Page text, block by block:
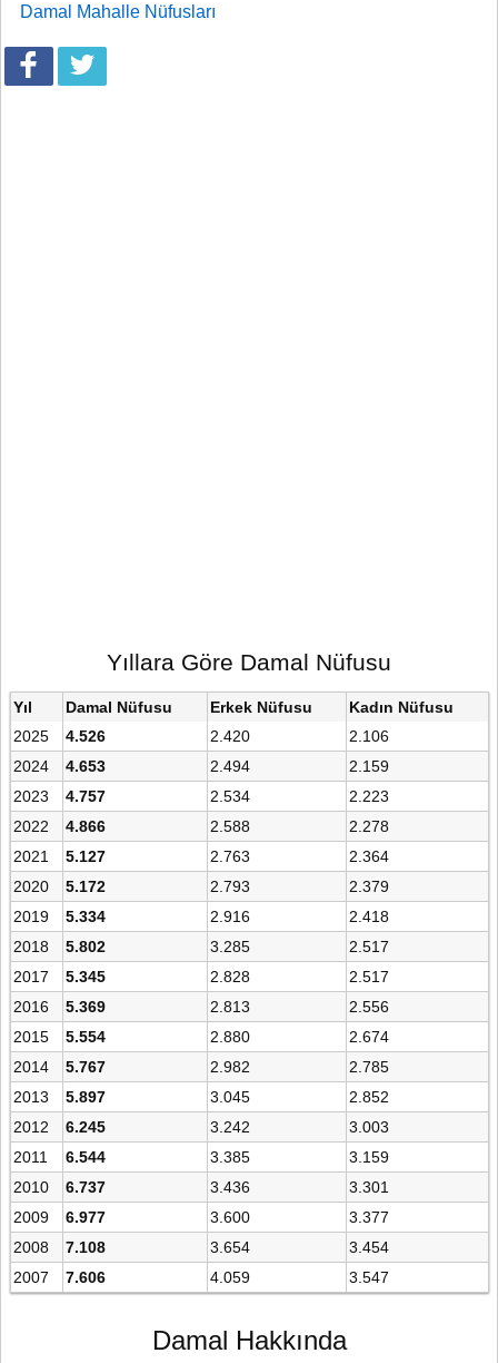
Damal Mahalle Nüfusları
Yıllara Göre Damal Nüfusu
Yıl Damal Nüfusu Erkek Nüfusu
Kadın Nüfusu
2025
4.526 2.420
2.106
2024
4.653 2.494
2.159
2023
4.757 2.534
2.223
2022
4.866 2.588
2.278
2021
5.127 2.763
2.364
2020
5.172 2.793
2.379
2019
5.334 2.916
2.418
2018
5.802 3.285
2.517
2017
5.345 2.828
2.517
2016
5.369 2.813
2.556
2015
5.554 2.880
2.674
2014
5.767 2.982
2.785
2013
5.897 3.045
2.852
2012
6.245 3.242
3.003
2011
6.544 3.385
3.159
2010
6.737 3.436
3.301
2009
6.977 3.600
3.377
2008
7.108 3.654
3.454
2007
7.606 4.059 3.547
Damal Hakkında